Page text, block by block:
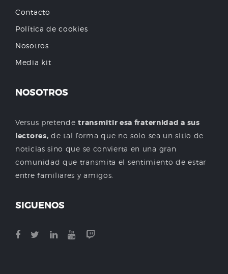
Contacto
Política de cookies
Nosotros
Media kit
NOSOTROS
Versus pretendetransmitir esa fraternidad a sus
lectores, de tal forma que no solo sea un sitio de
noticias sino que se convierta en una gran
comunidad que transmita el sentimiento de estar
entre familiares y amigos.
SIGUENOS